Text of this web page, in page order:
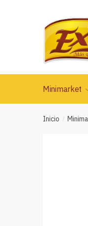
Minimarket
Inicio /